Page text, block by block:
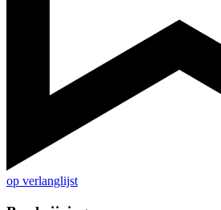
op verlanglijst